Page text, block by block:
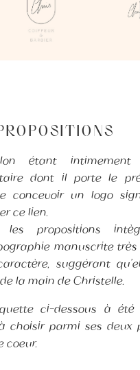
étant
dont il porte le
concevoir un logo
ce lien.
les propositions
manuscrite très
suggérant
la main de Christelle.
ci-dessous à été
choisir parmi ses deux
coeur.